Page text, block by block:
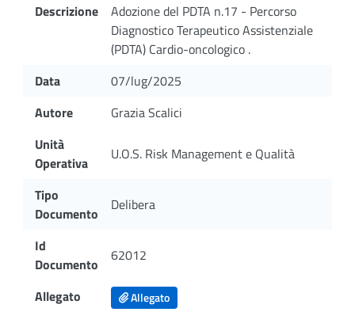
Descrizione
Adozione del PDTA n.17 - Percorso
Diagnostico Terapeutico Assistenziale
(PDTA) Cardio-oncologico .
Data
07/lug/2025
Autore
Grazia Scalici
Unità
Operativa
U.O.S. Risk Management e Qualità
Tipo
Documento
Delibera
Id
Documento
62012
Allegato Allegato